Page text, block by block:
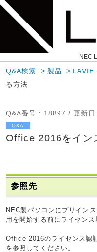
NEC
Q&A検索 > 製品 > LAVIE
る方法
Q&A番号 ：18897 / 更新日
Q&A
Office 2016をイン
参照先
NEC製パソコンにプリイン
用を開始する前にライセンス
Office 2016のライセンス認
を参照してください。